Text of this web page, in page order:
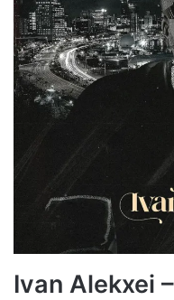
Ivan Alekxei